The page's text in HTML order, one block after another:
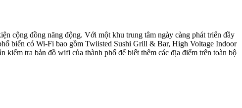
cộng đồng năng động. Với một khu trung tâm ngày càng phát triển đầy
biến có Wi-Fi bao gồm Twiisted Sushi Grill & Bar, High Voltage Indoor
tra bản đồ wifi của thành phố để biết thêm các địa điểm trên toàn bộ